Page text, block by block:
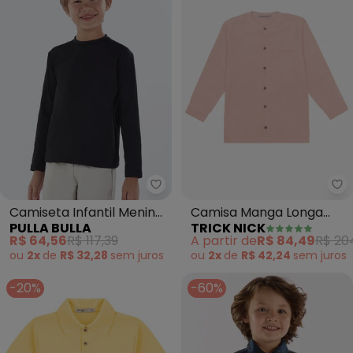
Pulla Bulla - Camiseta Infantil
Camiseta Infantil Menino
Malha Térmica (Preto)
PULLA BULLA
R$ 64,56R$ 117,39
ou 2x de R$ 32,28 sem juros
Camisa Manga Longa
(Rosa)
TRICK NICK
A partir deR$ 84,49R$
ou 2x de R$ 42,24 sem juros
-20% -60%